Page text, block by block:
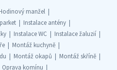
manžel
Instalace antény
Instalace WC
Instalace žaluzií
Montáž kuchyně
Montáž okapů
Montáž skříně
Oprava komínu